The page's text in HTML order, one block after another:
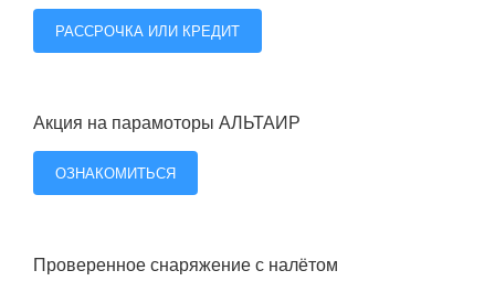
РАССРОЧКА ИЛИ КРЕДИТ
Акция на парамоторы АЛЬТАИР
ОЗНАКОМИТЬСЯ
Проверенное снаряжение с налётом